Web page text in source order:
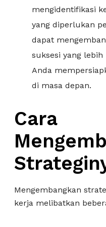
mengidentifikasi
yang diperlukan
dapat
suksesi yang
Anda
di masa depan.
Cara
Mengembangkan
kerja melibatkan